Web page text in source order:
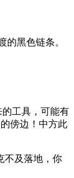
黑色链条。
工具，可能有
傍边！中方此
不及落地，你